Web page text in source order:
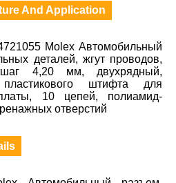
And Application
Molex Автомобильный
деталей, жгут проводов,
4,20 мм, двухрядный,
штифта для
10 цепей, полиамид-
отверстий